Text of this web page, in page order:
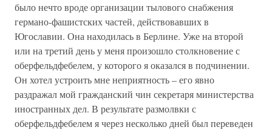
было нечто вроде организации тылового снабжения
германо-фашистских частей, действовавших в
Югославии. Она находилась в Берлине. Уже на второй
или на третий день у меня произошло столкновение с
оберфельдфебелем, у которого я оказался в подчинении.
Он хотел устроить мне неприятность – его явно
раздражал мой гражданский чин секретаря министерства
иностранных дел. В результате размолвки с
оберфельдфебелем я через несколько дней был переведен